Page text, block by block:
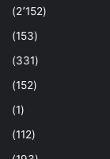
(2٬152)
(153)
(331)
(152)
(1)
(112)